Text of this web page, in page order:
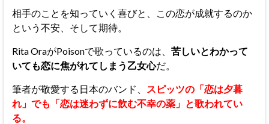
相手のことを知っていく喜びと、この恋が成就するのか
という不安、そして期待。
Rita OraがPoisonで歌っているのは、 苦しいとわかって
いても恋に焦がれてしまう乙女心だ。
筆者が敬愛する日本のバンド、
スピッツの「恋は夕暮
れ」でも「恋は迷わずに飲む不幸の薬」と歌われてい
る。